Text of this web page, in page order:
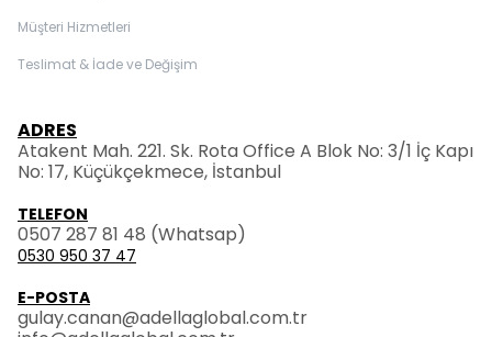
Müşteri Hizmetleri
Teslimat & İade ve Değişim
ADRES
Atakent Mah. 221. Sk. Rota Office A Blok No: 3/1 İç Kapı
No: 17, Küçükçekmece, İstanbul
TELEFON
0507 287 81 48 (Whatsap)
0530 950 37 47
E-POSTA
gulay.canan@adellaglobal.com.tr